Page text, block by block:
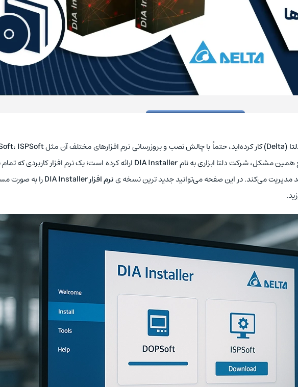
(Delta) کار کرده‌اید، حتماً با چالش نصب و بروزرسانی نرم‌ افزارهای مختلف آن مثل ،ISPSoft
همین مشکل، شرکت دلتا ابزاری به نامDIA Installerارائه کرده است؛ یک نرم‌ افزار کاربردی که تمام
مدیریت می‌کند. در این صفحه می‌توانید جدید ترین نسخه‌ ینرم‌ افزارDIA Installer
را به‌ صورت